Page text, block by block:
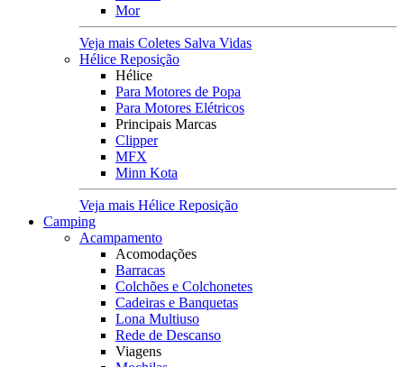
Mor
Veja mais Coletes Salva Vidas
Hélice Reposição
Hélice
Para Motores de Popa
Para Motores Elétricos
Principais Marcas
Clipper
MFX
Minn Kota
Veja mais Hélice Reposição
Camping
Acampamento
Acomodações
Barracas
Colchões e Colchonetes
Cadeiras e Banquetas
Lona Multiuso
Rede de Descanso
Viagens